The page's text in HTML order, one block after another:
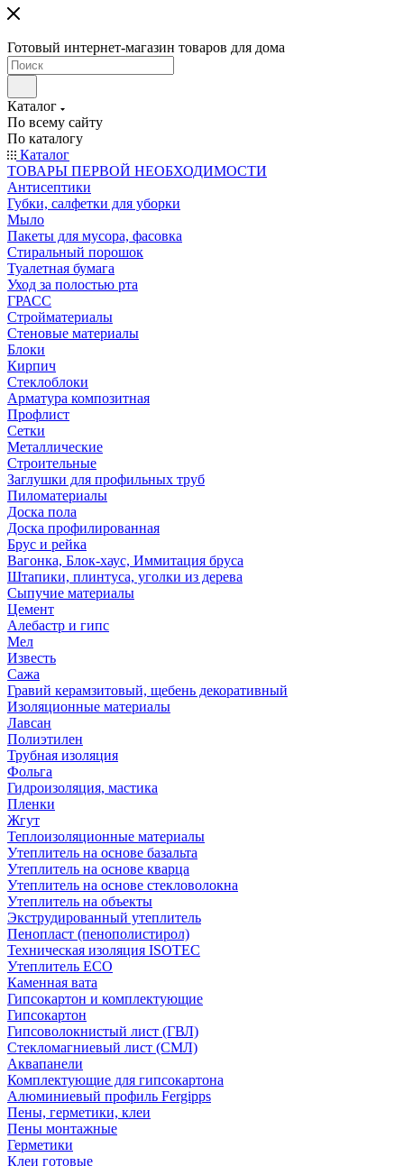
Готовый интернет-магазин товаров для дома
Каталог
По всему сайту
По каталогу
Каталог
ТОВАРЫ ПЕРВОЙ НЕОБХОДИМОСТИ
Антисептики
Губки, салфетки для уборки
Мыло
Пакеты для мусора, фасовка
Стиральный порошок
Туалетная бумага
Уход за полостью рта
ГРАСС
Стройматериалы
Стеновые материалы
Блоки
Кирпич
Стеклоблоки
Арматура композитная
Профлист
Сетки
Металлические
Строительные
Заглушки для профильных труб
Пиломатериалы
Доска пола
Доска профилированная
Брус и рейка
Вагонка, Блок-хаус, Иммитация бруса
Штапики, плинтуса, уголки из дерева
Сыпучие материалы
Цемент
Алебастр и гипс
Мел
Известь
Сажа
Гравий керамзитовый, щебень декоративный
Изоляционные материалы
Лавсан
Полиэтилен
Трубная изоляция
Фольга
Гидроизоляция, мастика
Пленки
Жгут
Теплоизоляционные материалы
Утеплитель на основе базальта
Утеплитель на основе кварца
Утеплитель на основе стекловолокна
Утеплитель на объекты
Экструдированный утеплитель
Пенопласт (пенополистирол)
Техническая изоляция ISOTEC
Утеплитель ECO
Каменная вата
Гипсокартон и комплектующие
Гипсокартон
Гипсоволокнистый лист (ГВЛ)
Стекломагниевый лист (СМЛ)
Аквапанели
Комплектующие для гипсокартона
Алюминиевый профиль Fergipps
Пены, герметики, клеи
Пены монтажные
Герметики
Клеи готовые